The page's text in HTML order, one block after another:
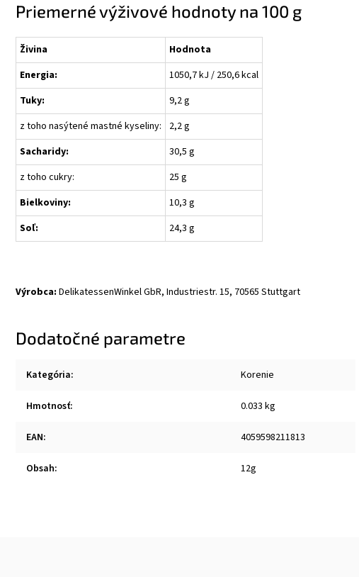
Priemerné výživové hodnoty na 100 g
Živina
Hodnota
Energia:
1050,7 kJ / 250,6 kcal
Tuky:
9,2 g
z toho nasýtené mastné kyseliny:
2,2 g
Sacharidy:
30,5 g
z toho cukry:
25 g
Bielkoviny:
10,3 g
Soľ:
24,3 g
Výrobca: DelikatessenWinkel GbR, Industriestr. 15, 70565 Stuttgart
Dodatočné parametre
Kategória: Korenie
Hmotnosť: 0.033 kg
EAN: 4059598211813
Obsah: 12g